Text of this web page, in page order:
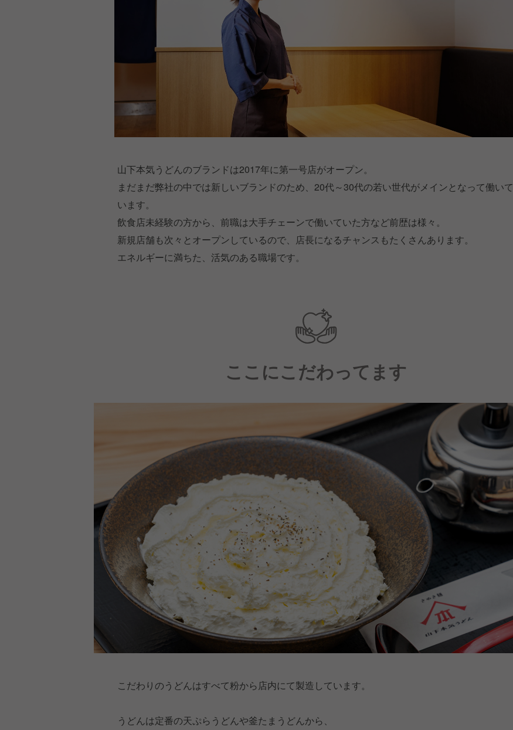
山下本気うどんのブランドは2017年に第一号店がオープン。
まだまだ弊社の中では新しいブランドのため、20代～30代の若い世代がメインとなって働いて
います。
飲食店未経験の方から、前職は大手チェーンで働いていた方など前歴は様々。
新規店舗も次々とオープンしているので、店長になるチャンスもたくさんあります。
エネルギーに満ちた、活気のある職場です。
ここにこだわってます
こだわりのうどんはすべて粉から店内にて製造しています。
うどんは定番の天ぷらうどんや釜たまうどんから、